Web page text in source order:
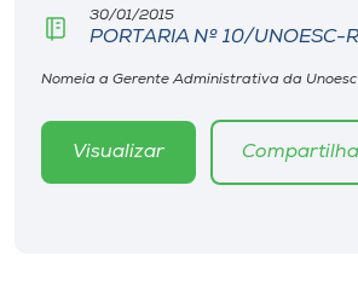
CPA
Biblioteca
Editora
30/01/2015
PORTARIA Nº 10/UNOESC-
Nomeia a Gerente Administrativa da
Visualizar